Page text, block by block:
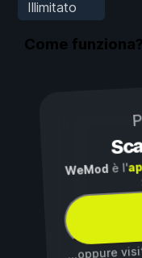
Illimitato
Come funziona?
WeMod è l'
...oppure